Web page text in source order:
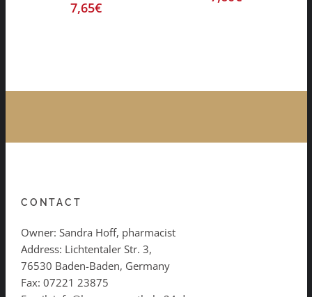
7,65€
CONTACT
Owner: Sandra Hoff, pharmacist
Address: Lichtentaler Str. 3,
76530 Baden-Baden, Germany
Fax: 07221 23875